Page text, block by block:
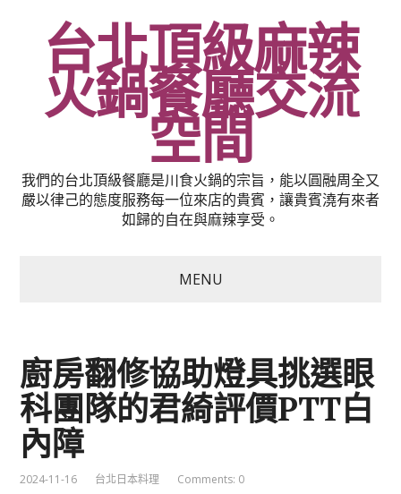
台北頂級麻辣
火鍋餐廳交流
空間
我們的台北頂級餐廳是川食火鍋的宗旨，能以圓融周全又
嚴以律己的態度服務每一位來店的貴賓，讓貴賓澆有來者
如歸的自在與麻辣享受。
MENU
廚房翻修協助燈具挑選眼
科團隊的君綺評價PTT白
內障
2024-11-16 台北日本料理 Comments: 0